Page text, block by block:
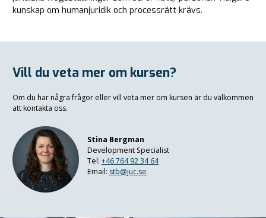
kunskap om humanjuridik och processrätt krävs.
Vill du veta mer om kursen?
Om du har några frågor eller vill veta mer om kursen är du välkommen
att kontakta oss.
Stina Bergman
Development Specialist
Tel: +46 764 92 34 64
Email: stb@juc.se